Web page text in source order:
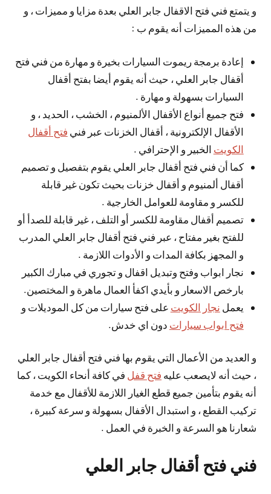
و يتمتع فني فتح الاقفال جابر العلي بعدة مزايا و مميزات ، و
من هذه المميزات أنه يقوم ب :
إعادة برمجة ريموت السيارات بخيرة و مهارة من فني فتح
أقفال جابر العلي ، حيث أنه يقوم أيضا بفتح أقفال
السيارات بسهولة و مهارة .
فتح جميع أنواع الأقفال الألمنيوم ، الخشب ، الحديد ، و
الأقفال الإلكترونية ، أقفال الخزنات عبر فني فتح أقفال
الكويت الخبير و الإحترافي .
كما أن فني فتح أقفال جابر العلي يقوم بتفصيل و تصميم
أقفال ألمنيوم و أقفال خزنات بحيث تكون غير قابلة
للكسر و مقاومة للعوامل الخارجية .
تصميم أقفال مقاومة للكسر أو التلف ، غير قابلة للصدأ أو
للفتح بغير مفتاح ، عبر فني فتح أقفال جابر العلي المدرب
و المجهز بكافة المدات و الأدوات اللازمة .
نجار ابواب وفتح وتبديل اقفال و تجوري في مبارك الكبير
بارخص الاسعار و بأيدي اكفأ العمال ماهرة و المختصين.
يعمل نجار الكويت على فتح سيارات من كل الموديلات و
فتح ابواب سيارات دون اي خدش.
و العديد من الأعمال التي يقوم بها فني فتح أقفال جابر العلي
، حيث أنه لايصعب عليه فتح قفل في كافة أنحاء الكويت ، كما
أنه يقوم بتأمين جميع قطع الغيار اللازمة للأقفال مع خدمة
تركيب القطع ، و استبدال الأقفال بسهولة و سرعة كبيرة ،
شعارنا هو السرعة و الخبرة في العمل .
فني فتح أقفال جابر العلي